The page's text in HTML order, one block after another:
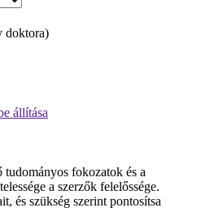
doktora)
állítása
tudományos fokozatok és a
a szerzők felelőssége.
és szükség szerint pontosítsa